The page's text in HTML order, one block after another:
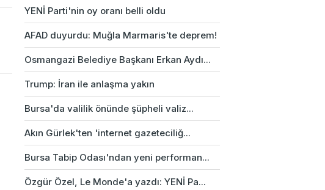
YENİ Parti'nin oy oranı belli oldu
AFAD duyurdu: Muğla Marmaris'te deprem!
Osmangazi Belediye Başkanı Erkan Aydı...
Trump: İran ile anlaşma yakın
Bursa'da valilik önünde şüpheli valiz...
Akın Gürlek'ten 'internet gazeteciliğ...
Bursa Tabip Odası'ndan yeni performan...
Özgür Özel, Le Monde'a yazdı: YENİ Pa...